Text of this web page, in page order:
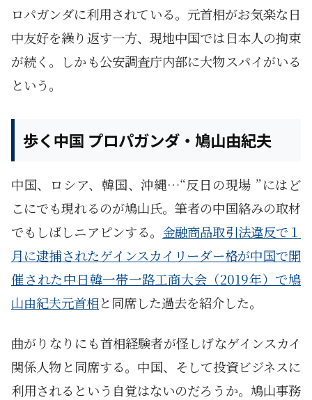
ロパガンダに利用されている。元首相がお気楽な日
中友好を繰り返す一方、現地中国では日本人の拘束
が続く。しかも公安調査庁内部に大物スパイがいる
という。
歩く中国 プロパガンダ・鳩山由紀夫
中国、ロシア、韓国、沖縄…“反日の現場 ”にはど
こにでも現れるのが鳩山氏。筆者の中国絡みの取材
でもしばしニアピンする。 金融商品取引法違反で１
月に逮捕されたゲインスカイリーダー格が中国で開
催された中日韓一帯一路工商大会（2019年）で鳩
山由紀夫元首相と同席した過去を紹介した。
曲がりなりにも首相経験者が怪しげなゲインスカイ
関係人物と同席する。中国、そして投資ビジネスに
利用されるという自覚はないのだろうか。鳩山事務